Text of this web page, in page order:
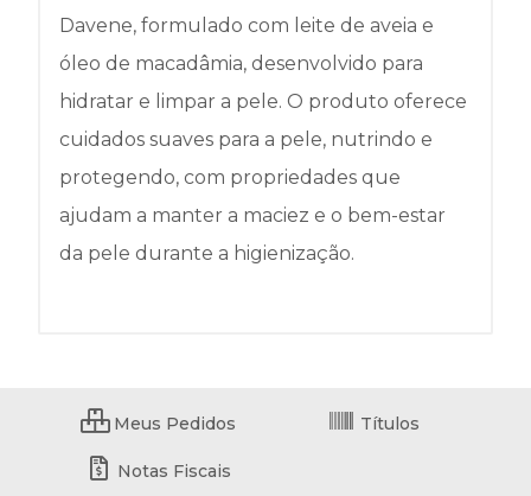
Davene, formulado com leite de aveia e
óleo de macadâmia, desenvolvido para
hidratar e limpar a pele. O produto oferece
cuidados suaves para a pele, nutrindo e
protegendo, com propriedades que
ajudam a manter a maciez e o bem-estar
da pele durante a higienização.
Meus Pedidos Títulos
Notas Fiscais